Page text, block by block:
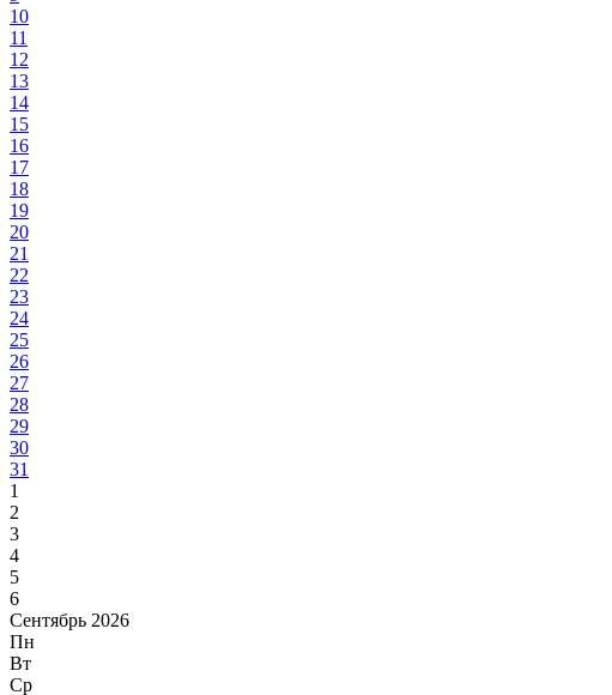
10
11
12
13
14
15
16
17
18
19
20
21
22
23
24
25
26
27
28
29
30
31
1
2
3
4
5
6
Сентябрь 2026
Пн
Вт
Ср